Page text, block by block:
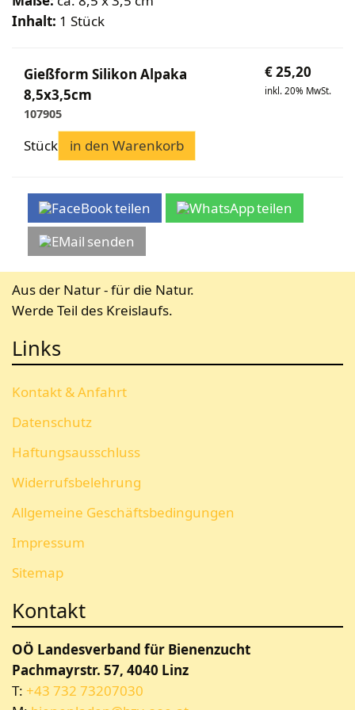
Wabenhonigwelt
Rähmchen & Zubehör
Lagerung
Propolisernte
Stockwaagen
Fachliteratur
Imkerei
Bienengesundheit
Bienenweide
Honig & Bienenprodukte
Diverse Fachliteratur
Mundhygiene
Inhalt: 1 Stück
Gießform Silikon Alpaka
8,5x3,5cm
107905
€25,20
inkl. 20% MwSt.
Stück in den Warenkorb
teilen
teilen
senden
Aus der Natur - für die Natur.
Werde Teil des Kreislaufs.
Links
Kontakt & Anfahrt
Datenschutz
Haftungsausschluss
Widerrufsbelehrung
Allgemeine Geschäftsbedingungen
Impressum
Sitemap
Kontakt
OÖ Landesverband für Bienenzucht
Pachmayrstr. 57, 4040 Linz
T: +43 732 73207030